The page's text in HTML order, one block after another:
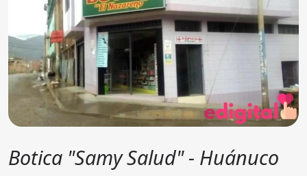
Botica "Samy Salud" - Huánuco